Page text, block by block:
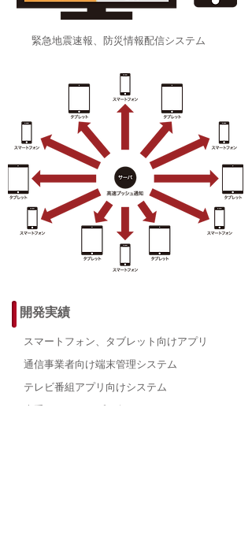
緊急地震速報、防災情報配信システム
開発実績
スマートフォン、タブレット向けアプリ
通信事業者向け端末管理システム
テレビ番組アプリ向けシステム